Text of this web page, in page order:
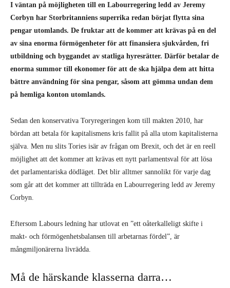
I väntan på möjligheten till en Labourregering ledd av Jeremy
Corbyn har Storbritanniens superrika redan börjat flytta sina
pengar uto­mlands. De fruktar att de kommer att krävas på en del
av sina enorma förmögenheter för att finansiera sjukvården, fri
utbildning och byggandet av statliga hyresrätter. Därför betalar de
enorma summor till ekonomer för att de ska hjälpa dem att hitta
bättre användning för sina pengar, såsom att gömma undan dem
på hemliga konton utomlands.
Sedan den konservativa Toryregeringen kom till makten 2010, har
bördan att betala för kapitalismens kris fallit på alla utom kapitalisterna
själva. Men nu slits Tories isär av frågan om Brexit, och det är en reell
möjlighet att det kommer att krävas ett nytt parlamentsval för att lösa
det parlamentariska dödläget. Det blir alltmer sannolikt för varje dag
som går att det kommer att tillträda en Labourregering ledd av Jeremy
Corbyn.
Eftersom Labours ledning har utlovat en ”ett oåterkalleligt skifte i
makt- och förmögenhetsbalansen till arbetarnas fördel”, är
mångmiljonärerna livrädda.
Må de härskande klasserna darra…